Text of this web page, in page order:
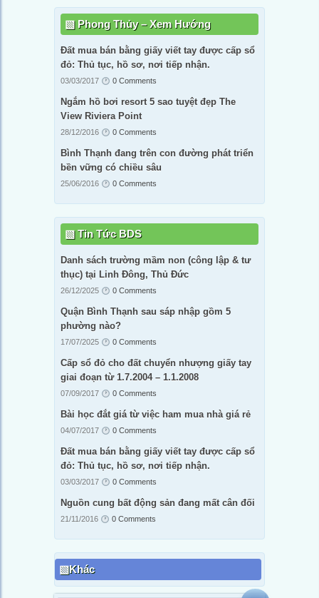
Phong Thủy – Xem Hướng
Đất mua bán bằng giấy viết tay được cấp sổ
đỏ: Thủ tục, hồ sơ, nơi tiếp nhận.
03/03/2017 0 Comments
Ngắm hồ bơi resort 5 sao tuyệt đẹp The
View Riviera Point
28/12/2016 0 Comments
Bình Thạnh đang trên con đường phát triển
bền vững có chiều sâu
25/06/2016 0 Comments
Tin Tức BDS
Danh sách trường mầm non (công lập & tư
thục) tại Linh Đông, Thủ Đức
26/12/2025 0 Comments
Quận Bình Thạnh sau sáp nhập gồm 5
phường nào?
17/07/2025 0 Comments
Cấp sổ đỏ cho đất chuyển nhượng giấy tay
giai đoạn từ 1.7.2004 – 1.1.2008
07/09/2017 0 Comments
Bài học đắt giá từ việc ham mua nhà giá rẻ
04/07/2017 0 Comments
Đất mua bán bằng giấy viết tay được cấp sổ
đỏ: Thủ tục, hồ sơ, nơi tiếp nhận.
03/03/2017 0 Comments
Nguồn cung bất động sản đang mất cân đối
21/11/2016 0 Comments
Khác